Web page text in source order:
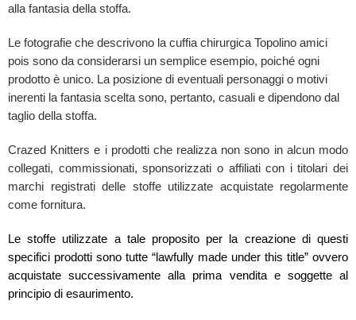
alla fantasia della stoffa.
Le fotografie che descrivono la cuffia chirurgica Topolino amici
pois sono da considerarsi un semplice esempio, poiché ogni
prodotto è unico. La posizione di eventuali personaggi o motivi
inerenti la fantasia scelta sono, pertanto, casuali e dipendono dal
taglio della stoffa.
Crazed Knitters e i prodotti che realizza non sono in alcun modo
collegati, commissionati, sponsorizzati o affiliati con i titolari dei
marchi registrati delle stoffe utilizzate acquistate regolarmente
come fornitura.
Le stoffe utilizzate a tale proposito per la creazione di questi
specifici prodotti sono tutte “lawfully made under this title” ovvero
acquistate successivamente alla prima vendita e soggette al
principio di esaurimento.